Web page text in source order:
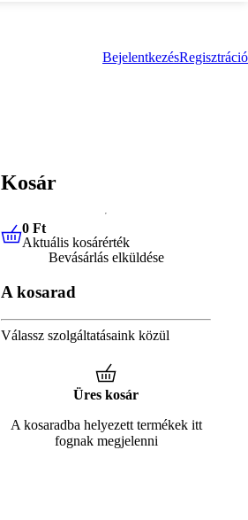
BejelentkezésRegisztráció
Kosár
0 FtAktuális kosárérték
0 Ft
Aktuális kosárérték
Bevásárlás elküldése
A kosarad
Válassz szolgáltatásaink közül
Üres kosár
A kosaradba helyezett termékek itt
fognak megjelenni